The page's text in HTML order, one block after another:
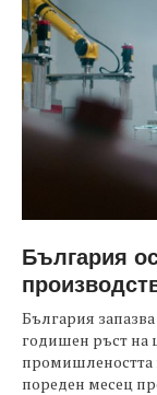
България
България
годишен ръст на
промишлеността
пореден месец